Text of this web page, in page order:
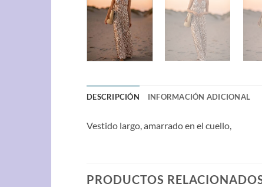
DESCRIPCIÓN INFORMACIÓN ADICIONAL
Vestido largo, amarrado en el cuello,
PRODUCTOS